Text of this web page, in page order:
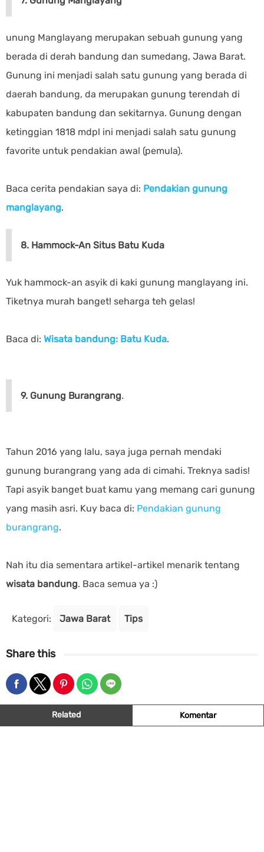
unung Manglayang merupakan sebuah gunung yang
berada di derah bandung dan sumedang, Jawa Barat.
Gunung ini menjadi salah satu gunung yang berada di
daerah bandung, da merupakan gunung terendah di
kabupaten bandung dan sekitarnya. Gunung dengan
ketinggian 1818 mdpl ini menjadi salah satu gunung
favorite untuk pendakian awal (pemula).
Baca cerita pendakian saya di: Pendakian gunung
manglayang.
8. Hammock-An Situs Batu Kuda
Yuk hammock-an asyik di kaki gunung manglayang ini.
Tiketnya murah banget! seharga teh gelas!
Baca di: Wisata bandung: Batu Kuda.
9. Gunung Burangrang.
Tahun 2016 yang lalu, saya juga pernah mendaki
gunung burangrang yang ada di cimahi. Treknya sadis!
Tapi asyik banget buat kamu yang memang cari gunung
yang masih asri. Kuy baca di: Pendakian gunung
burangrang.
Nah itu dia sementara artikel-artikel menarik tentang
wisata bandung. Baca semua ya :)
Kategori: Jawa Barat Tips
Share this
Related Komentar